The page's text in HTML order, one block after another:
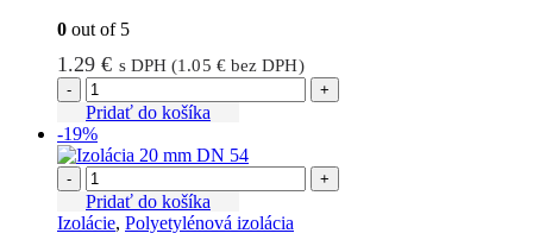
0 out of 5
1.29€ s DPH (1.05 €bez DPH)
- +
Pridať do košíka
-19%
- +
Pridať do košíka
Izolácie, Polyetylénová izolácia